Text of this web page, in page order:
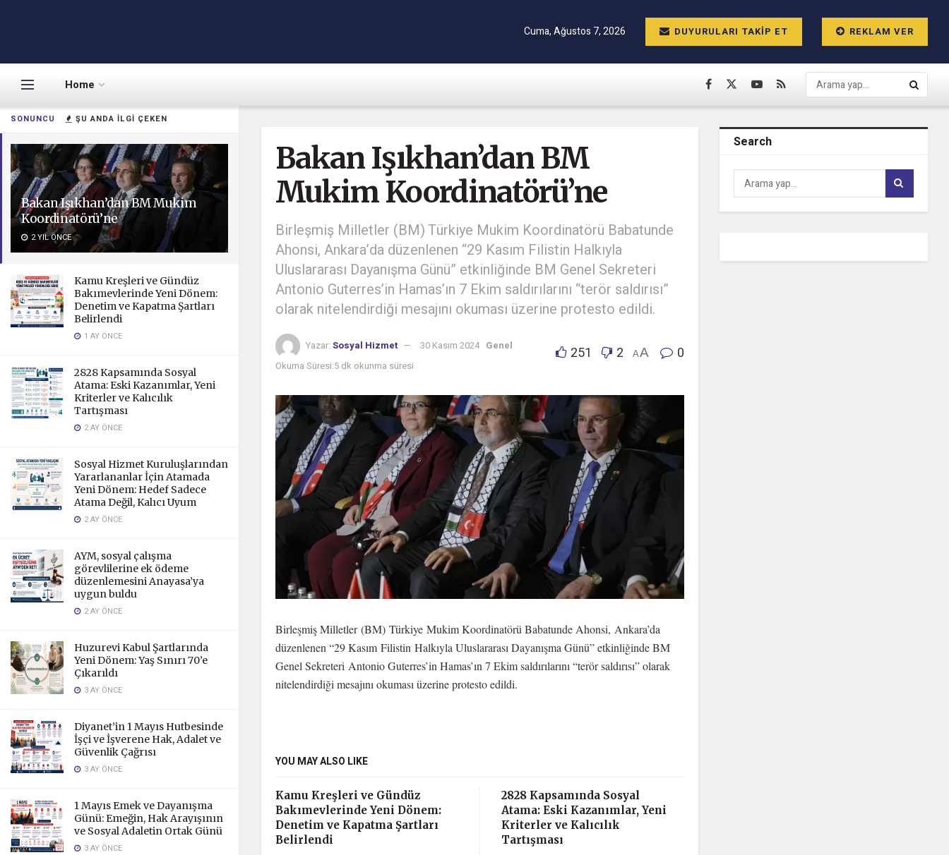
SONUNCU ŞU ANDA ILGI ÇEKEN
Bakan Işıkhan’dan BM Mukim
Koordinatörü’ne
2 YIL ÖNCE
Kamu Kreşleri ve Gündüz
Bakımevlerinde Yeni Dönem:
Denetim ve Kapatma Şartları
Belirlendi
1 AY ÖNCE
2828 Kapsamında Sosyal
Atama: Eski Kazanımlar, Yeni
Kriterler ve Kalıcılık
Tartışması
2 AY ÖNCE
Sosyal Hizmet Kuruluşlarından
Yararlananlar İçin Atamada
Yeni Dönem: Hedef Sadece
Atama Değil, Kalıcı Uyum
2 AY ÖNCE
AYM, sosyal çalışma
görevlilerine ek ödeme
düzenlemesini Anayasa’ya
uygun buldu
2 AY ÖNCE
Huzurevi Kabul Şartlarında
Yeni Dönem: Yaş Sınırı 70’e
Çıkarıldı
3 AY ÖNCE
Diyanet’in 1 Mayıs Hutbesinde
İşçi ve İşverene Hak, Adalet ve
Güvenlik Çağrısı
3 AY ÖNCE
1 Mayıs Emek ve Dayanışma
Günü: Emeğin, Hak Arayışının
ve Sosyal Adaletin Ortak Günü
3 AY ÖNCE
Cuma, Ağustos 7, 2026 DUYURULARI TAKIP ET REKLAM VER
Home
Bakan Işıkhan’dan BM
Mukim Koordinatörü’ne
Birleşmiş Milletler (BM) Türkiye Mukim Koordinatörü Babatunde
Ahonsi, Ankara’da düzenlenen “29 Kasım Filistin Halkıyla
Uluslararası Dayanışma Günü” etkinliğinde BM Genel Sekreteri
Antonio Guterres’in Hamas’ın 7 Ekim saldırılarını “terör saldırısı”
olarak nitelendirdiği mesajını okuması üzerine protesto edildi.
Yazar: Sosyal Hizmet 30 Kasım 2024 Genel
Okuma Süresi:5 dk okunma süresi
251 2 AA 0
Birleşmiş Milletler (BM) Türkiye Mukim Koordinatörü Babatunde Ahonsi, Ankara’da
düzenlenen “29 Kasım Filistin Halkıyla Uluslararası Dayanışma Günü” etkinliğinde BM
Genel Sekreteri Antonio Guterres’in Hamas’ın 7 Ekim saldırılarını “terör saldırısı” olarak
nitelendirdiği mesajını okuması üzerine protesto edildi.
YOU MAY ALSO LIKE
Kamu Kreşleri ve Gündüz
Bakımevlerinde Yeni Dönem:
Denetim ve Kapatma Şartları
Belirlendi
2828 Kapsamında Sosyal
Atama: Eski Kazanımlar, Yeni
Kriterler ve Kalıcılık
Tartışması
Search